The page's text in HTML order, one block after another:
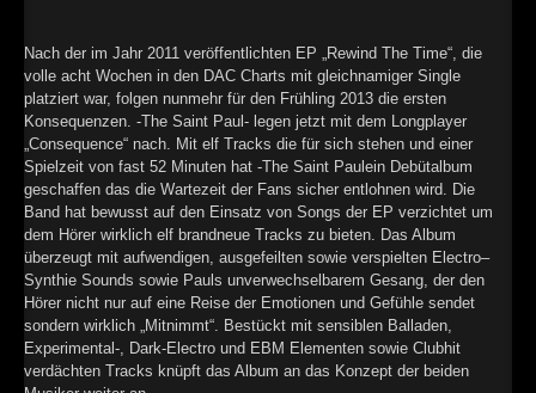
►
►
►
►
►
►
►
Nach der im Jahr 2011 veröffentlichten EP „Rewind The Time“, die
volle acht Wochen in den DAC Charts mit gleichnamiger Single
platziert war, folgen nunmehr für den Frühling 2013 die ersten
Konsequenzen. -The Saint Paul- legen jetzt mit dem Longplayer
„Consequence“ nach. Mit elf Tracks die für sich stehen und einer
Spielzeit von fast 52 Minuten hat -The Saint Paulein Debütalbum
geschaffen das die Wartezeit der Fans sicher entlohnen wird. Die
Band hat bewusst auf den Einsatz von Songs der EP verzichtet um
dem Hörer wirklich elf brandneue Tracks zu bieten. Das Album
überzeugt mit aufwendigen, ausgefeilten sowie verspielten Electro–
Synthie Sounds sowie Pauls unverwechselbarem Gesang, der den
Hörer nicht nur auf eine Reise der Emotionen und Gefühle sendet
sondern wirklich „Mitnimmt“. Bestückt mit sensiblen Balladen,
Experimental-, Dark-Electro und EBM Elementen sowie Clubhit
verdächten Tracks knüpft das Album an das Konzept der beiden